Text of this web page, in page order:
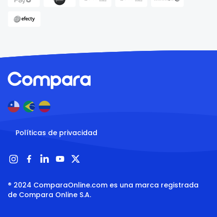
Políticas de privacidad
® 2024 ComparaOnline.com es una marca registrada
de Compara Online S.A.